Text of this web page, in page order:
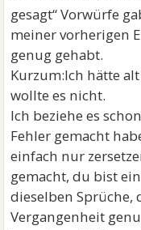
gesagt“ Vorwürfe
meiner vorherigen
genug gehabt.
Kurzum:Ich hätte
wollte es nicht.
Ich beziehe es
Fehler gemacht
einfach nur
gemacht, du bist
dieselben
Vergangenheit